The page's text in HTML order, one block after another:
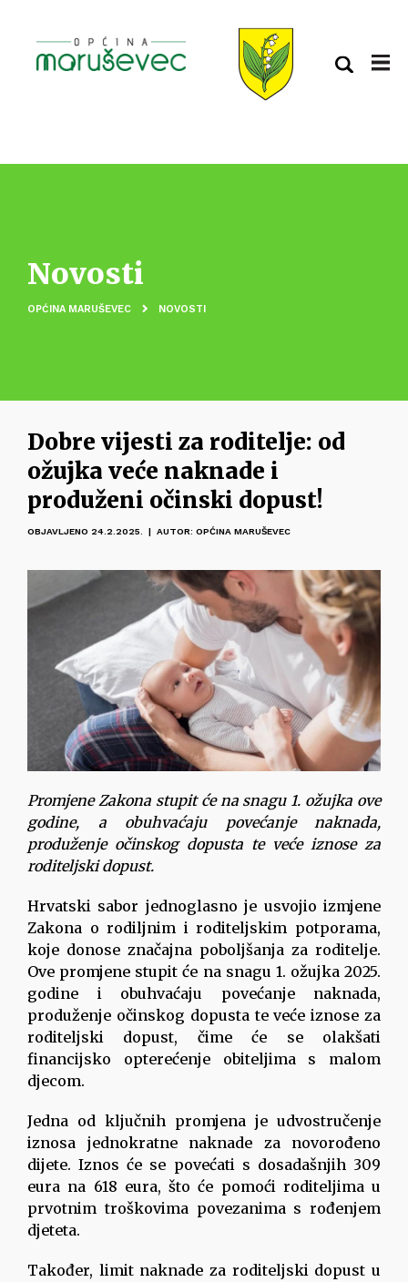
Novosti
OPĆINA MARUŠEVEC NOVOSTI
Dobre vijesti za roditelje: od
ožujka veće naknade i
produženi očinski dopust!
OBJAVLJENO 24.2.2025. | AUTOR: OPĆINA MARUŠEVEC
Promjene Zakona stupit će na snagu 1. ožujka ove
godine, a obuhvaćaju povećanje naknada,
produženje očinskog dopusta te veće iznose za
roditeljski dopust.
Hrvatski sabor jednoglasno je usvojio izmjene
Zakona o rodiljnim i roditeljskim potporama,
koje donose značajna poboljšanja za roditelje.
Ove promjene stupit će na snagu 1. ožujka 2025.
godine i obuhvaćaju povećanje naknada,
produženje očinskog dopusta te veće iznose za
roditeljski dopust, čime će se olakšati
financijsko opterećenje obiteljima s malom
djecom.
Jedna od ključnih promjena je udvostručenje
iznosa jednokratne naknade za novorođeno
dijete. Iznos će se povećati s dosadašnjih 309
eura na 618 eura, što će pomoći roditeljima u
prvotnim troškovima povezanima s rođenjem
djeteta.
Također, limit naknade za roditeljski dopust u